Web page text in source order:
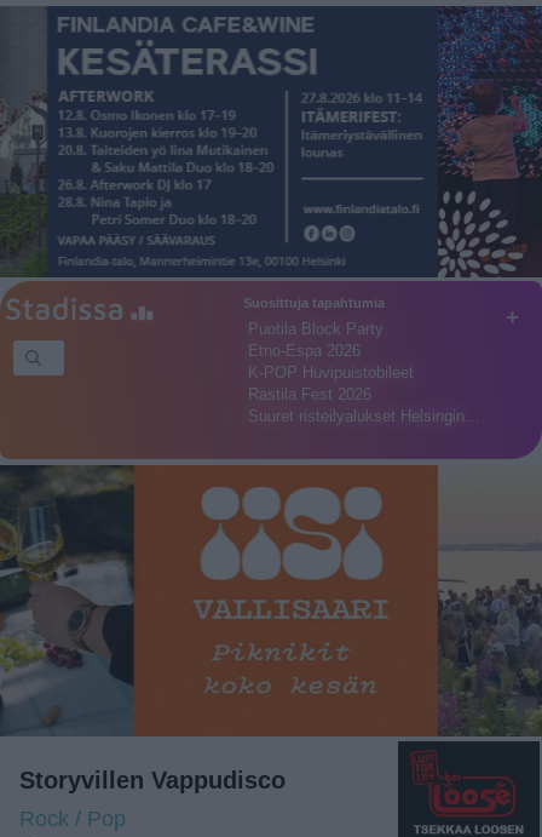
+
Suosittuja tapahtumia
Puotila Block Party
Etno-Espa 2026
K-POP Huvipuistobileet
Rastila Fest 2026
Suuret risteilyalukset Helsingin…
Storyvillen Vappudisco
Rock / Pop